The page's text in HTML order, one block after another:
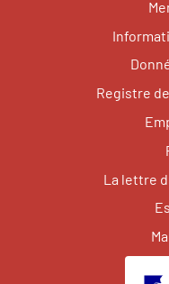
Registre
La lettre